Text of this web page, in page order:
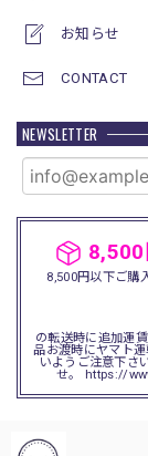
お知らせ
CONTACT
NEWSLETTER
8,500円以下ご購
【重要】
の転送時に追加運
品お渡時にヤマト
いようご注意下さ
せ。 https://